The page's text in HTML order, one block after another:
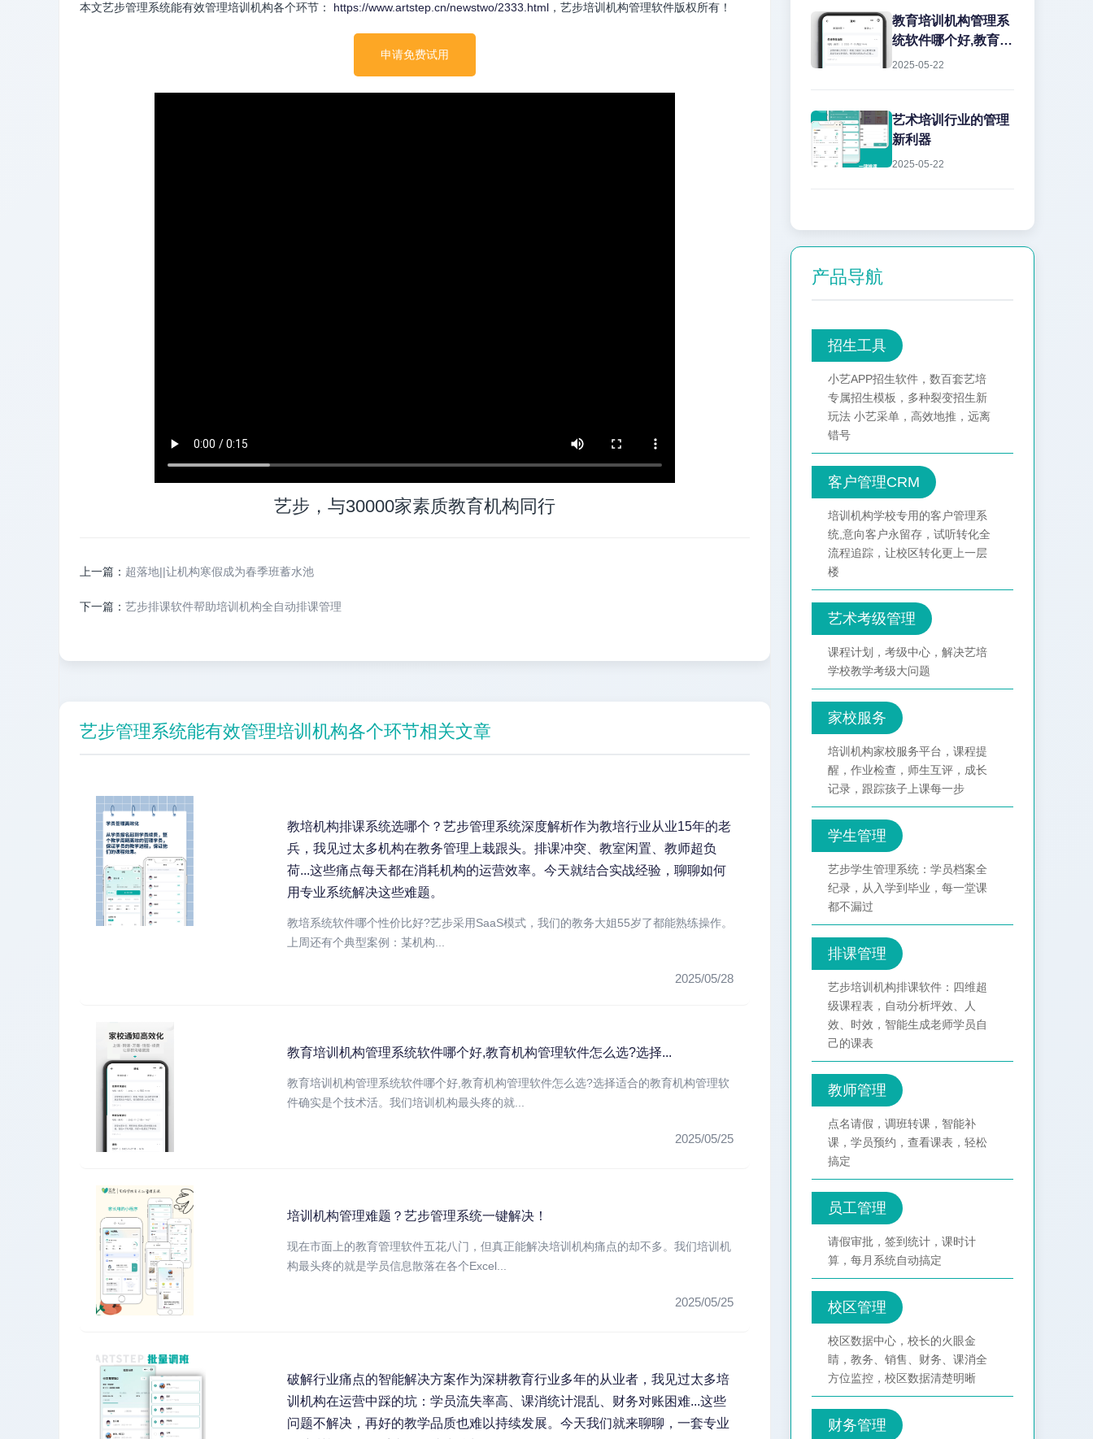
本文艺步管理系统能有效管理培训机构各个环节： https://www.artstep.cn/newstwo/2333.html ，艺步培训机构管理软件版权所有！
申请免费试用
艺步，与30000家素质教育机构同行
上一篇： 超落地||让机构寒假成为春季班蓄水池
下一篇： 艺步排课软件帮助培训机构全自动排课管理
艺步管理系统能有效管理培训机构各个环节相关文章
教培机构排课系统选哪个？艺步管理系统深度解析作为教培行业从业15年的老
兵，我见过太多机构在教务管理上栽跟头。排课冲突、教室闲置、教师超负
荷...这些痛点每天都在消耗机构的运营效率。今天就结合实战经验，聊聊如何
用专业系统解决这些难题。
教培系统软件哪个性价比好?艺步采用SaaS模式，我们的教务大姐55岁了都能熟练操作。
上周还有个典型案例：某机构...
2025/05/28
教育培训机构管理系统软件哪个好,教育机构管理软件怎么选?选择...
教育培训机构管理系统软件哪个好,教育机构管理软件怎么选?选择适合的教育机构管理软
件确实是个技术活。我们培训机构最头疼的就...
2025/05/25
培训机构管理难题？艺步管理系统一键解决！
现在市面上的教育管理软件五花八门，但真正能解决培训机构痛点的却不多。我们培训机
构最头疼的就是学员信息散落在各个Excel...
2025/05/25
破解行业痛点的智能解决方案作为深耕教育行业多年的从业者，我见过太多培
训机构在运营中踩的坑：学员流失率高、课消统计混乱、财务对账困难...这些
问题不解决，再好的教学品质也难以持续发展。今天我们就来聊聊，一套专业
教育培训机构管理系
统软件哪个好,教育机
构管理软件怎么选?
2025-05-22
艺术培训行业的管理
新利器
2025-05-22
产品导航
招生工具
小艺APP招生软件，数百套艺培
专属招生模板，多种裂变招生新
玩法 小艺采单，高效地推，远离
错号
客户管理CRM
培训机构学校专用的客户管理系
统,意向客户永留存，试听转化全
流程追踪，让校区转化更上一层
楼
艺术考级管理
课程计划，考级中心，解决艺培
学校教学考级大问题
家校服务
培训机构家校服务平台，课程提
醒，作业检查，师生互评，成长
记录，跟踪孩子上课每一步
学生管理
艺步学生管理系统：学员档案全
纪录，从入学到毕业，每一堂课
都不漏过
排课管理
艺步培训机构排课软件：四维超
级课程表，自动分析坪效、人
效、时效，智能生成老师学员自
己的课表
教师管理
点名请假，调班转课，智能补
课，学员预约，查看课表，轻松
搞定
员工管理
请假审批，签到统计，课时计
算，每月系统自动搞定
校区管理
校区数据中心，校长的火眼金
睛，教务、销售、财务、课消全
方位监控，校区数据清楚明晰
财务管理